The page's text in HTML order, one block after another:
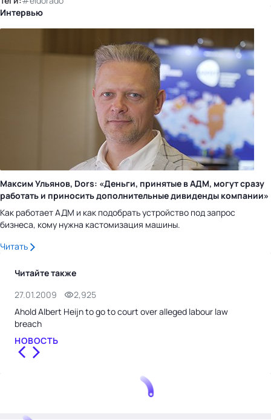
Интервью
Максим Ульянов, Dors: «Деньги, принятые в АДМ, могут сразу
работать и приносить дополнительные дивиденды компании»
Как работает АДМ и как подобрать устройство под запрос
бизнеса, кому нужна кастомизация машины.
Читать
Читайте также
27.01.2009
2,925
Ahold Albert Heijn to go to court over alleged labour law
breach
НОВОСТЬ